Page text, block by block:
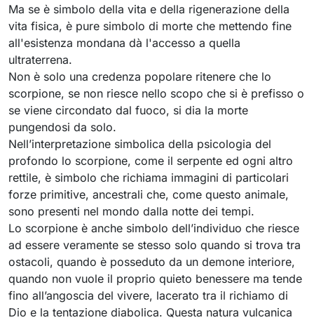
Ma se è simbolo della vita e della rigenerazione della
vita fisica, è pure simbolo di morte che mettendo fine
all'esistenza mondana dà l'accesso a quella
ultraterrena.
Non è solo una credenza popolare ritenere che lo
scorpione, se non riesce nello scopo che si è prefisso o
se viene circondato dal fuoco, si dia la morte
pungendosi da solo.
Nell’interpretazione simbolica della psicologia del
profondo lo scorpione, come il serpente ed ogni altro
rettile, è simbolo che richiama immagini di particolari
forze primitive, ancestrali che, come questo animale,
sono presenti nel mondo dalla notte dei tempi.
Lo scorpione è anche simbolo dell’individuo che riesce
ad essere veramente se stesso solo quando si trova tra
ostacoli, quando è posseduto da un demone interiore,
quando non vuole il proprio quieto benessere ma tende
fino all’angoscia del vivere, lacerato tra il richiamo di
Dio e la tentazione diabolica. Questa natura vulcanica